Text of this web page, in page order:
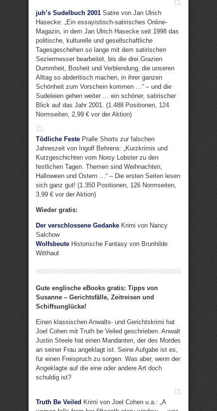
juh’s Sudelbuch 2001 Satire von Jan Ulrich
Hasecke: „Ein essayistisch-satirisches Online-
Magazin, in dem Jan Ulrich Hasecke seit 1998 das
politische, kulturelle und gesellschaftliche
Tagesgeschehen so lange mit dem satirischen
Seziermesser bearbeitet, bis die drei Grazien
Dummheit, Bosheit und Verblendung, die unseren
Alltag so abderitisch machen, in ihrer ganzen
Schönheit zum Vorschein kommen …“ – und die
Sudeleien gehen weiter … ein schöner, satirischer
Blick auf das Jahr 2001. (1.488 Positionen, 124
Normseiten, 2,99 € vor der Aktion)
Tödliche Feste Pralle Shorts zur falschen
Jahreszeit von Ingolf Behrens: „Kurzkrimis und
Kurzgeschichten vom Noisy Lobster zu den
festlichen Tagen. Themen sind Weihnachten,
Halloween und Ostern …“ – Die ersten Seiten lesen
sich ganz gut! (1.350 Positionen, 126 Normseiten,
3,99 € vor der Aktion)
Wieder gratis:
Der verschlossene Gedanke Krimi von Nancy
Salchow
Wolfsbeute Historische Fantasy von Brunhilde
Witthaut
Gute englische eBooks gratis: Tipps von
Susanne – Gerichtsfälle, Zeitreisen und
Schiffsunglücke!
Einen klassischen Anwalts- und Gerichtskrimi hat
Joel Cohen mit Truth be Veiled geschrieben. Anwalt
Justin Steele hat einen Mandanten, der des Mordes
an seiner Frau angeklagt ist. Seine Aufgabe ist es,
für einen Freispruch zu sorgen. Was aber, wenn der
Angeklagte auf die eine oder andere Art doch
schuldig ist?
Truth Be Veiled Krimi von Joel Cohen u.a.: „A